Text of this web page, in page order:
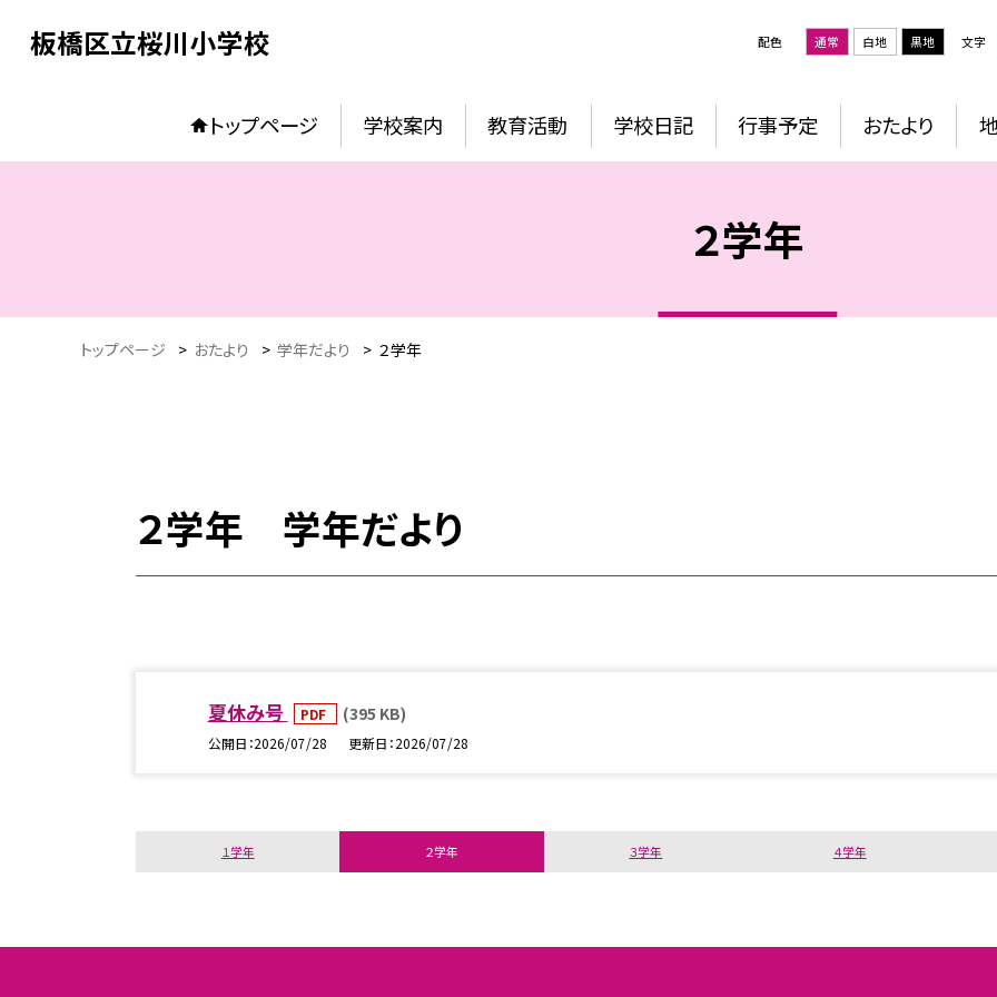
板橋区立桜川小学校 配色 通常 白地 黒地 文字
トップページ 学校案内 教育活動 学校日記 行事予定 おたより
２学年
トップページ > おたより > 学年だより > ２学年
２学年 学年だより
夏休み号 PDF (395 KB)
公開日 2026/07/28 更新日 2026/07/28
１学年 ２学年 ３学年 ４学年